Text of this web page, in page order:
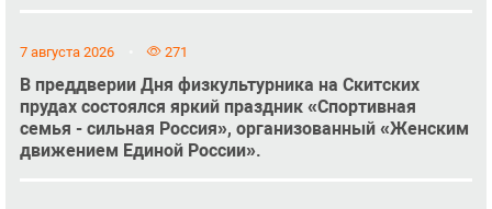
7 августа 2026 271
В преддверии Дня физкультурника на Скитских
прудах состоялся яркий праздник «Спортивная
семья - сильная Россия», организованный «Женским
движением Единой России».